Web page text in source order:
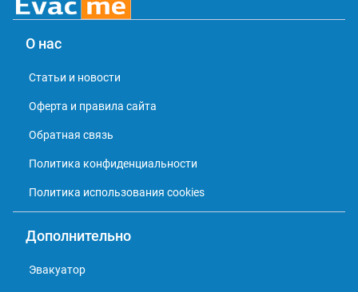
О нас
Статьи и новости
Оферта и правила сайта
Обратная связь
Политика конфиденциальности
Политика использования cookies
Дополнительно
Эвакуатор